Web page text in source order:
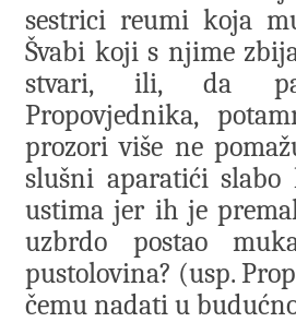
sestrici reumi koja
Švabi koji s njime
stvari, ili, da
Propovjednika,
prozori više ne
slušni aparatići
ustima jer ih je
uzbrdo postao
pustolovina? (usp.
čemu nadati u